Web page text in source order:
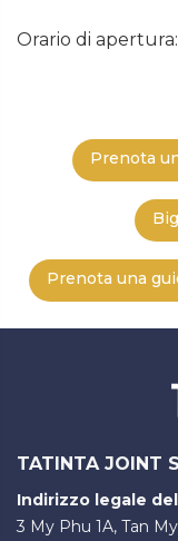
Orario di
Prenota
Prenota una
TATINTA JOINT
Indirizzo legale
3 My Phu 1A, Tan